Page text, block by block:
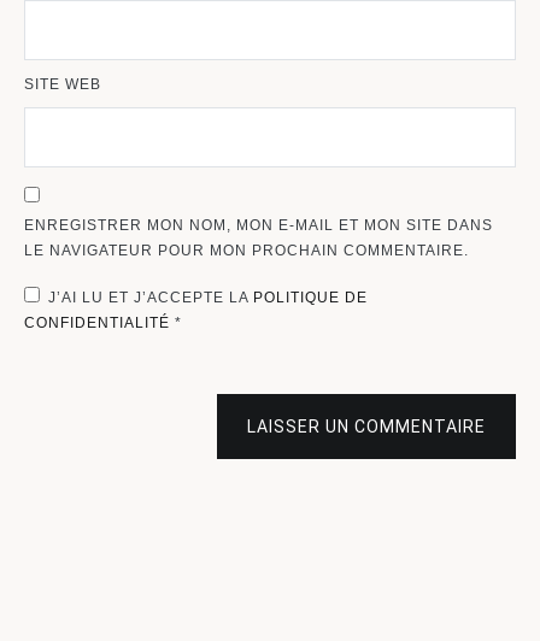
SITE WEB
ENREGISTRER MON NOM, MON E-MAIL ET MON SITE DANS
LE NAVIGATEUR POUR MON PROCHAIN COMMENTAIRE.
J’AI LU ET J’ACCEPTE LA POLITIQUE DE
CONFIDENTIALITÉ *
LAISSER UN COMMENTAIRE